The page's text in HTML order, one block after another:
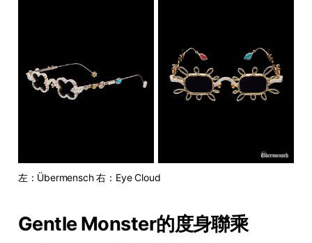
左：Übermensch 右：Eye Cloud
Gentle Monster的度身聯乘